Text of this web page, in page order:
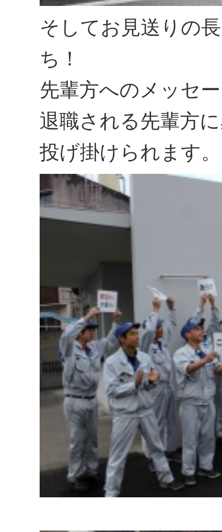
そしてお見送りの
ち！
先輩方へのメッセ
退職される先輩方
投げ掛けられます。